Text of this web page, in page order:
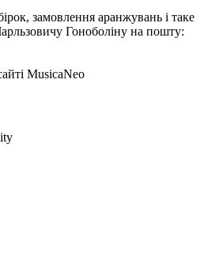
замовлення аранжувань і таке
Гоноболіну на пошту:
MusicaNeo